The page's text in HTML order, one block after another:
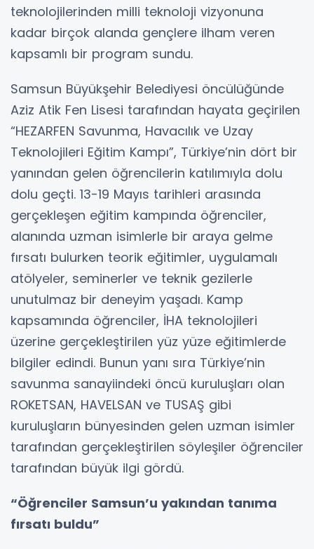
teknolojilerinden milli teknoloji vizyonuna
kadar birçok alanda gençlere ilham veren
kapsamlı bir program sundu.
Samsun Büyükşehir Belediyesi öncülüğünde
Aziz Atik Fen Lisesi tarafından hayata geçirilen
“HEZARFEN Savunma, Havacılık ve Uzay
Teknolojileri Eğitim Kampı”, Türkiye’nin dört bir
yanından gelen öğrencilerin katılımıyla dolu
dolu geçti. 13-19 Mayıs tarihleri arasında
gerçekleşen eğitim kampında öğrenciler,
alanında uzman isimlerle bir araya gelme
fırsatı bulurken teorik eğitimler, uygulamalı
atölyeler, seminerler ve teknik gezilerle
unutulmaz bir deneyim yaşadı. Kamp
kapsamında öğrenciler, İHA teknolojileri
üzerine gerçekleştirilen yüz yüze eğitimlerde
bilgiler edindi. Bunun yanı sıra Türkiye’nin
savunma sanayiindeki öncü kuruluşları olan
ROKETSAN, HAVELSAN ve TUSAŞ gibi
kuruluşların bünyesinden gelen uzman isimler
tarafından gerçekleştirilen söyleşiler öğrenciler
tarafından büyük ilgi gördü.
“Öğrenciler Samsun’u yakından tanıma
fırsatı buldu”